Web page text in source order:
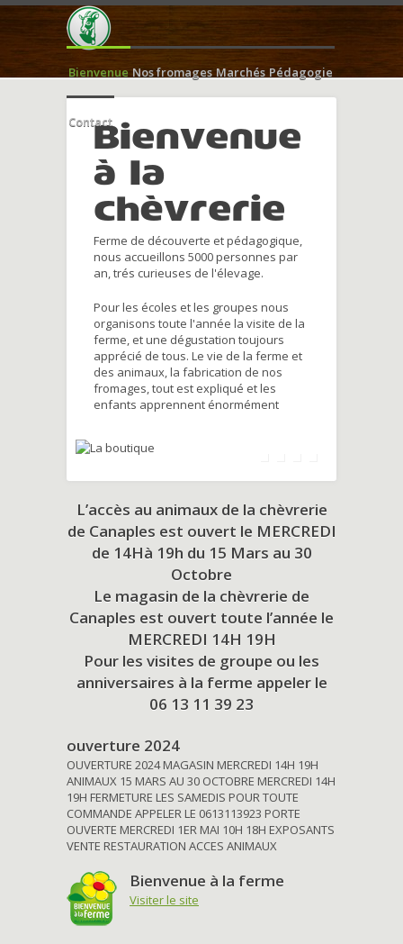
Bienvenue Nos fromages Marchés Pédagogie
ContactBienvenue
à la
chèvrerie
Ferme de découverte et pédagogique,
nous accueillons 5000 personnes par
an, trés curieuses de l'élevage.
Pour les écoles et les groupes nous
organisons toute l'année la visite de la
ferme, et une dégustation toujours
apprécié de tous. Le vie de la ferme et
des animaux, la fabrication de nos
fromages, tout est expliqué et les
enfants apprennent énormément
L’accès au animaux de la chèvrerie
de Canaples est ouvert le MERCREDI
de 14Hà 19h du 15 Mars au 30
Octobre
Le magasin de la chèvrerie de
Canaples est ouvert toute l’année le
MERCREDI 14H 19H
Pour les visites de groupe ou les
anniversaires à la ferme appeler le
06 13 11 39 23
ouverture 2024
OUVERTURE 2024 MAGASIN MERCREDI 14H 19H
ANIMAUX 15 MARS AU 30 OCTOBRE MERCREDI 14H
19H FERMETURE LES SAMEDIS POUR TOUTE
COMMANDE APPELER LE 0613113923 PORTE
OUVERTE MERCREDI 1ER MAI 10H 18H EXPOSANTS
VENTE RESTAURATION ACCES ANIMAUX
Bienvenue à la ferme
Visiter le site